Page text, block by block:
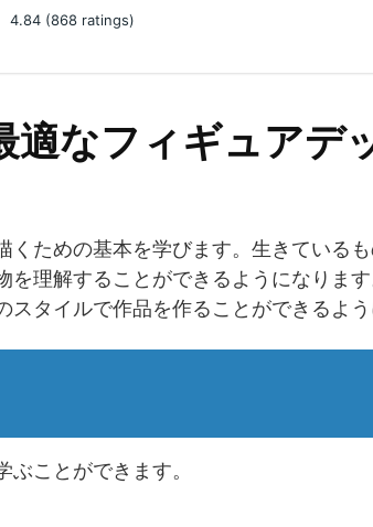
4.84 (868 ratings)
なフィギュアデ
くための基本を学びます。生きている
を理解することができるようになりま
タイルで作品を作ることができるよう
ことができます。